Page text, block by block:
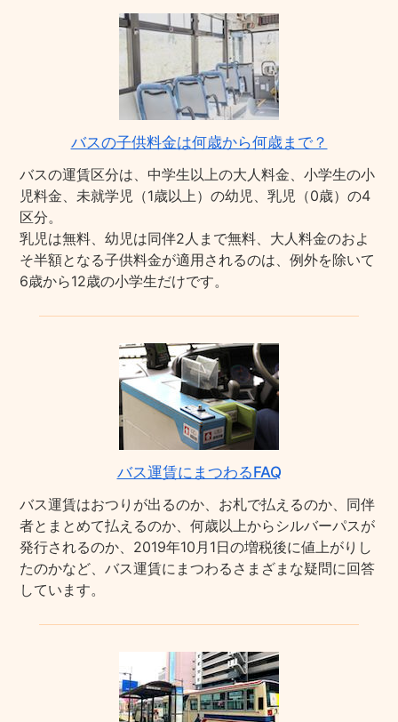
バスの子供料金は何歳から何歳まで？
バスの運賃区分は、中学生以上の大人料金、小学生の小
児料金、未就学児（1歳以上）の幼児、乳児（0歳）の4
区分。
乳児は無料、幼児は同伴2人まで無料、大人料金のおよ
そ半額となる子供料金が適用されるのは、例外を除いて
6歳から12歳の小学生だけです。
バス運賃にまつわるFAQ
バス運賃はおつりが出るのか、お札で払えるのか、同伴
者とまとめて払えるのか、何歳以上からシルバーパスが
発行されるのか、2019年10月1日の増税後に値上がりし
たのかなど、バス運賃にまつわるさまざまな疑問に回答
しています。